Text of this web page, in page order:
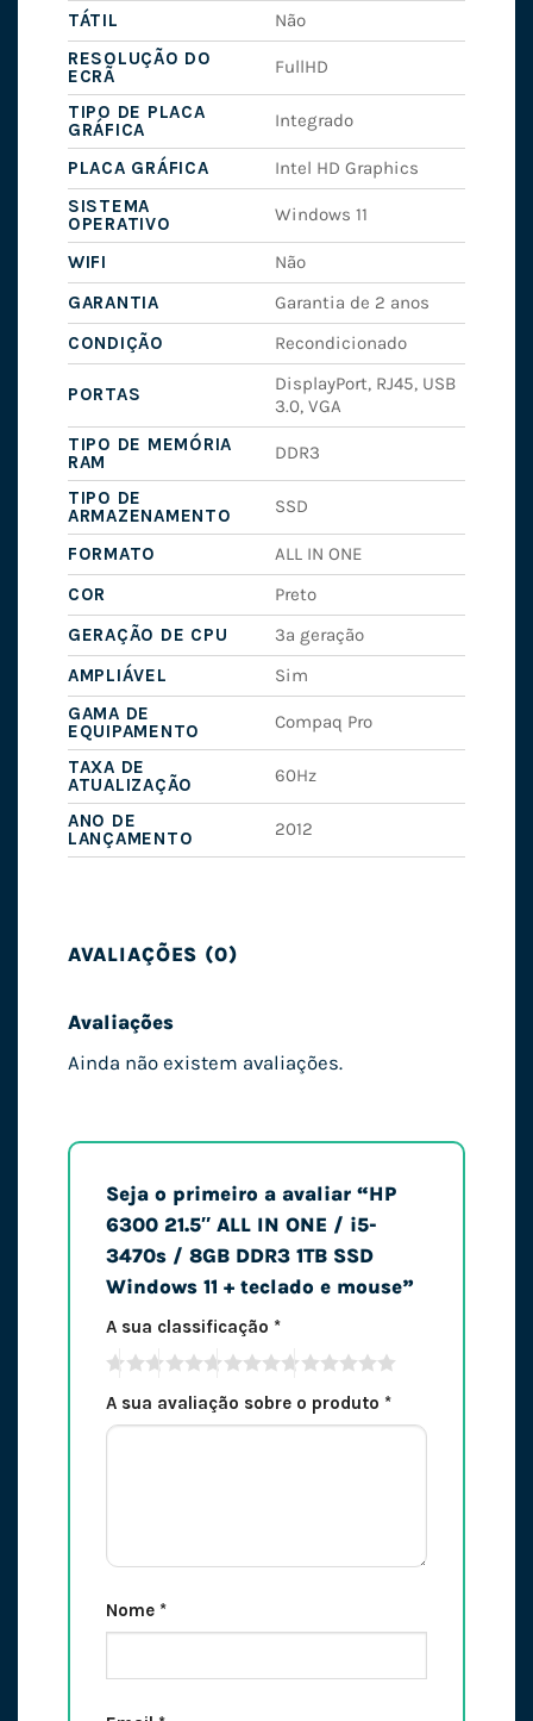
TÁTIL
Não
RESOLUÇÃO DO
ECRÃ
FullHD
TIPO DE PLACA
GRÁFICA
Integrado
PLACA GRÁFICA
Intel HD Graphics
SISTEMA
OPERATIVO
Windows 11
WIFI
Não
GARANTIA
Garantia de 2 anos
CONDIÇÃO
Recondicionado
PORTAS
DisplayPort, RJ45, USB
3.0, VGA
TIPO DE MEMÓRIA
RAM
DDR3
TIPO DE
ARMAZENAMENTO
SSD
FORMATO
ALL IN ONE
COR
Preto
GERAÇÃO DE CPU
3ª geração
AMPLIÁVEL
Sim
GAMA DE
EQUIPAMENTO
Compaq Pro
TAXA DE
ATUALIZAÇÃO
60Hz
ANO DE
LANÇAMENTO
2012
AVALIAÇÕES (0)
Avaliações
Ainda não existem avaliações.
Seja o primeiro a avaliar “HP
6300 21.5″ ALL IN ONE / i5-
3470s / 8GB DDR3 1TB SSD
Windows 11 + teclado e mouse”
A sua classificação *
A sua avaliação sobre o produto *
Nome *